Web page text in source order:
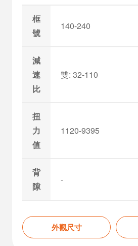
框
號
140-240
減
速
比
雙: 32-110
扭
力
值
1120-9395
背
隙
-
外觀尺寸